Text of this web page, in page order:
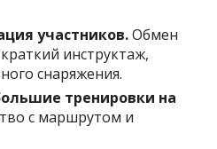
участников.Обмен
инструктаж,
снаряжения.
тренировки на
с маршрутом и